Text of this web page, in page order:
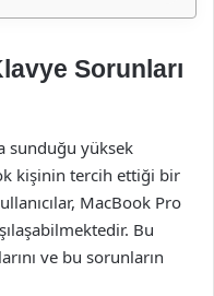
Sorunları
sunduğu yüksek
kişinin tercih ettiği bir
MacBook Pro
Bu
ve bu sorunların